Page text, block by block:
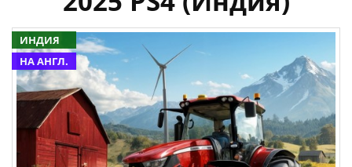
ИНДИЯ
НА АНГЛ.